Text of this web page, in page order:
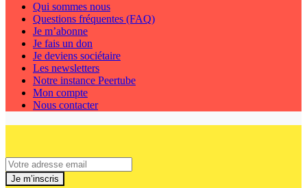
Qui sommes nous
Questions fréquentes (FAQ)
Je m’abonne
Je fais un don
Je deviens sociétaire
Les newsletters
Notre instance Peertube
Mon compte
Nous contacter
Je m’inscris